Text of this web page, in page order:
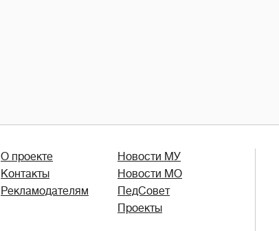
О проекте
Контакты
Рекламодателям
Новости МУ
Новости МО
ПедСовет
Проекты